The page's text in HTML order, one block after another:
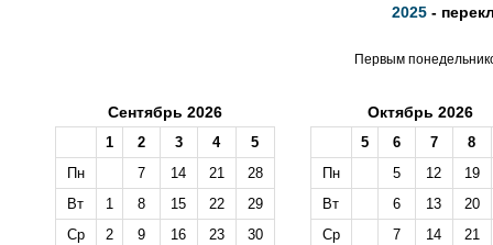
2025 -
Первым
Сентябрь 2026
1 2 3 4
5
Пн
7 14 21
28
Вт
1 8 15 22
29
Ср
2 9 16 23
30
Октябрь 2026
5 6 7
8
Пн
5 12
19
Вт
6 13
20
Ср
7 14
21